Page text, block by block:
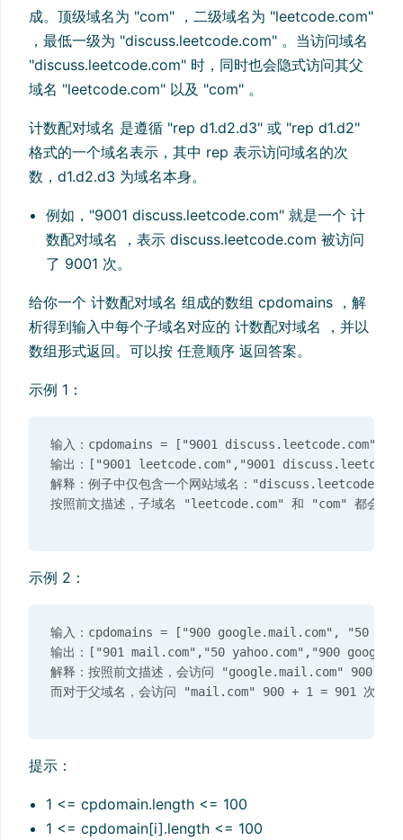
成。顶级域名为 "com" ，二级域名为 "leetcode.com"
，最低一级为 "discuss.leetcode.com" 。当访问域名
"discuss.leetcode.com" 时，同时也会隐式访问其父
域名 "leetcode.com" 以及 "com" 。
计数配对域名 是遵循 "rep d1.d2.d3" 或 "rep d1.d2"
格式的一个域名表示，其中 rep 表示访问域名的次
数，d1.d2.d3 为域名本身。
例如，"9001 discuss.leetcode.com" 就是一个 计
数配对域名 ，表示 discuss.leetcode.com 被访问
了 9001 次。
给你一个 计数配对域名 组成的数组 cpdomains ，解
析得到输入中每个子域名对应的 计数配对域名 ，并以
数组形式返回。可以按 任意顺序 返回答案。
示例 1：
输入：cpdomains = ["9001 discuss.leetcode.com"]
输出：["9001 leetcode.com","9001
解释：例子中仅包含一个网站域名：
示例 2：
输入：cpdomains = ["900 google.mail.com", "50
输出：["901 mail.com","50 yahoo.com","900
解释：按照前文描述，会访问 "google.mail.com"
提示：
1 <= cpdomain.length <= 100
1 <= cpdomain[i].length <= 100